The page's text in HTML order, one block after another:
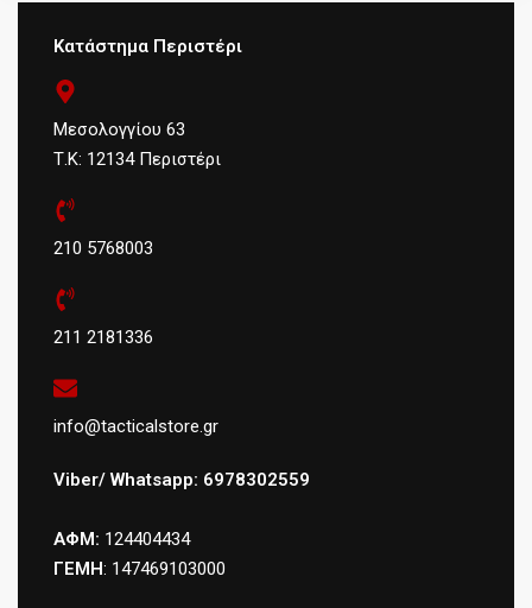
Κατάστημα Περιστέρι
Μεσολογγίου 63
Τ.Κ: 12134 Περιστέρι
210 5768003
211 2181336
info@tacticalstore.gr
Viber/ Whatsapp: 6978302559
ΑΦΜ: 124404434
ΓΕΜΗ: 147469103000